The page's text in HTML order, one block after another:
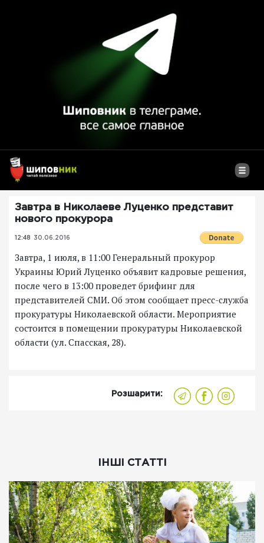
Завтра в Николаеве Луценко представит
нового прокурора
12:48 30.06.2016
Завтра, 1 июля, в 11:00 Генеральный прокурор
Украины Юрий Луценко объявит кадровые решения,
после чего в 13:00 проведет брифинг для
представителей СМИ. Об этом сообщает пресс-служба
прокуратуры Николаевской области. Мероприятие
состоится в помещении прокуратуры Николаевской
области (ул. Спасская, 28).
Розшарити:
ІНШІ СТАТТІ